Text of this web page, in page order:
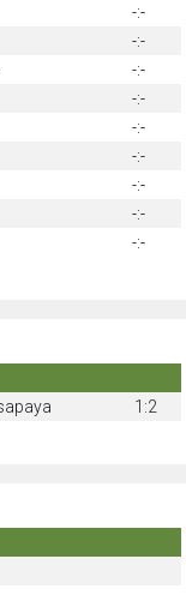
-:-
-:-
-:-
-:-
-:-
-:-
-:-
-:-
-:-
1:2